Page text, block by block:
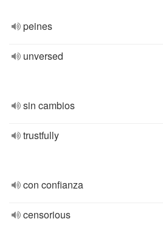
peines
unversed
sin cambios
trustfully
con confianza
censorious